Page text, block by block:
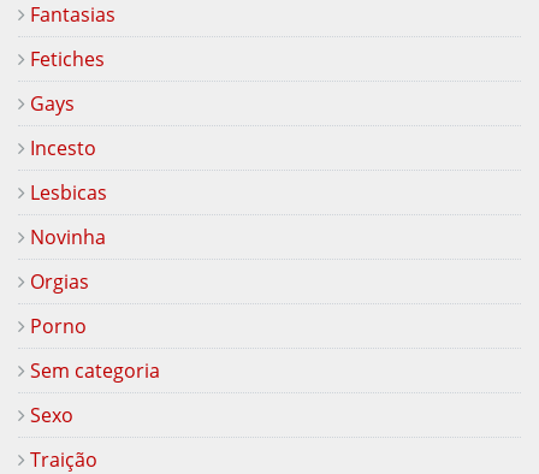
Fantasias
Fetiches
Gays
Incesto
Lesbicas
Novinha
Orgias
Porno
Sem categoria
Sexo
Traição